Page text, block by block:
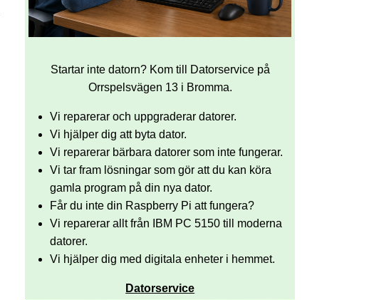
Startar inte datorn? Kom till Datorservice på
Orrspelsvägen 13 i Bromma.
Vi reparerar och uppgraderar datorer.
Vi hjälper dig att byta dator.
Vi reparerar bärbara datorer som inte fungerar.
Vi tar fram lösningar som gör att du kan köra
gamla program på din nya dator.
Får du inte din Raspberry Pi att fungera?
Vi reparerar allt från IBM PC 5150 till moderna
datorer.
Vi hjälper dig med digitala enheter i hemmet.
Datorservice